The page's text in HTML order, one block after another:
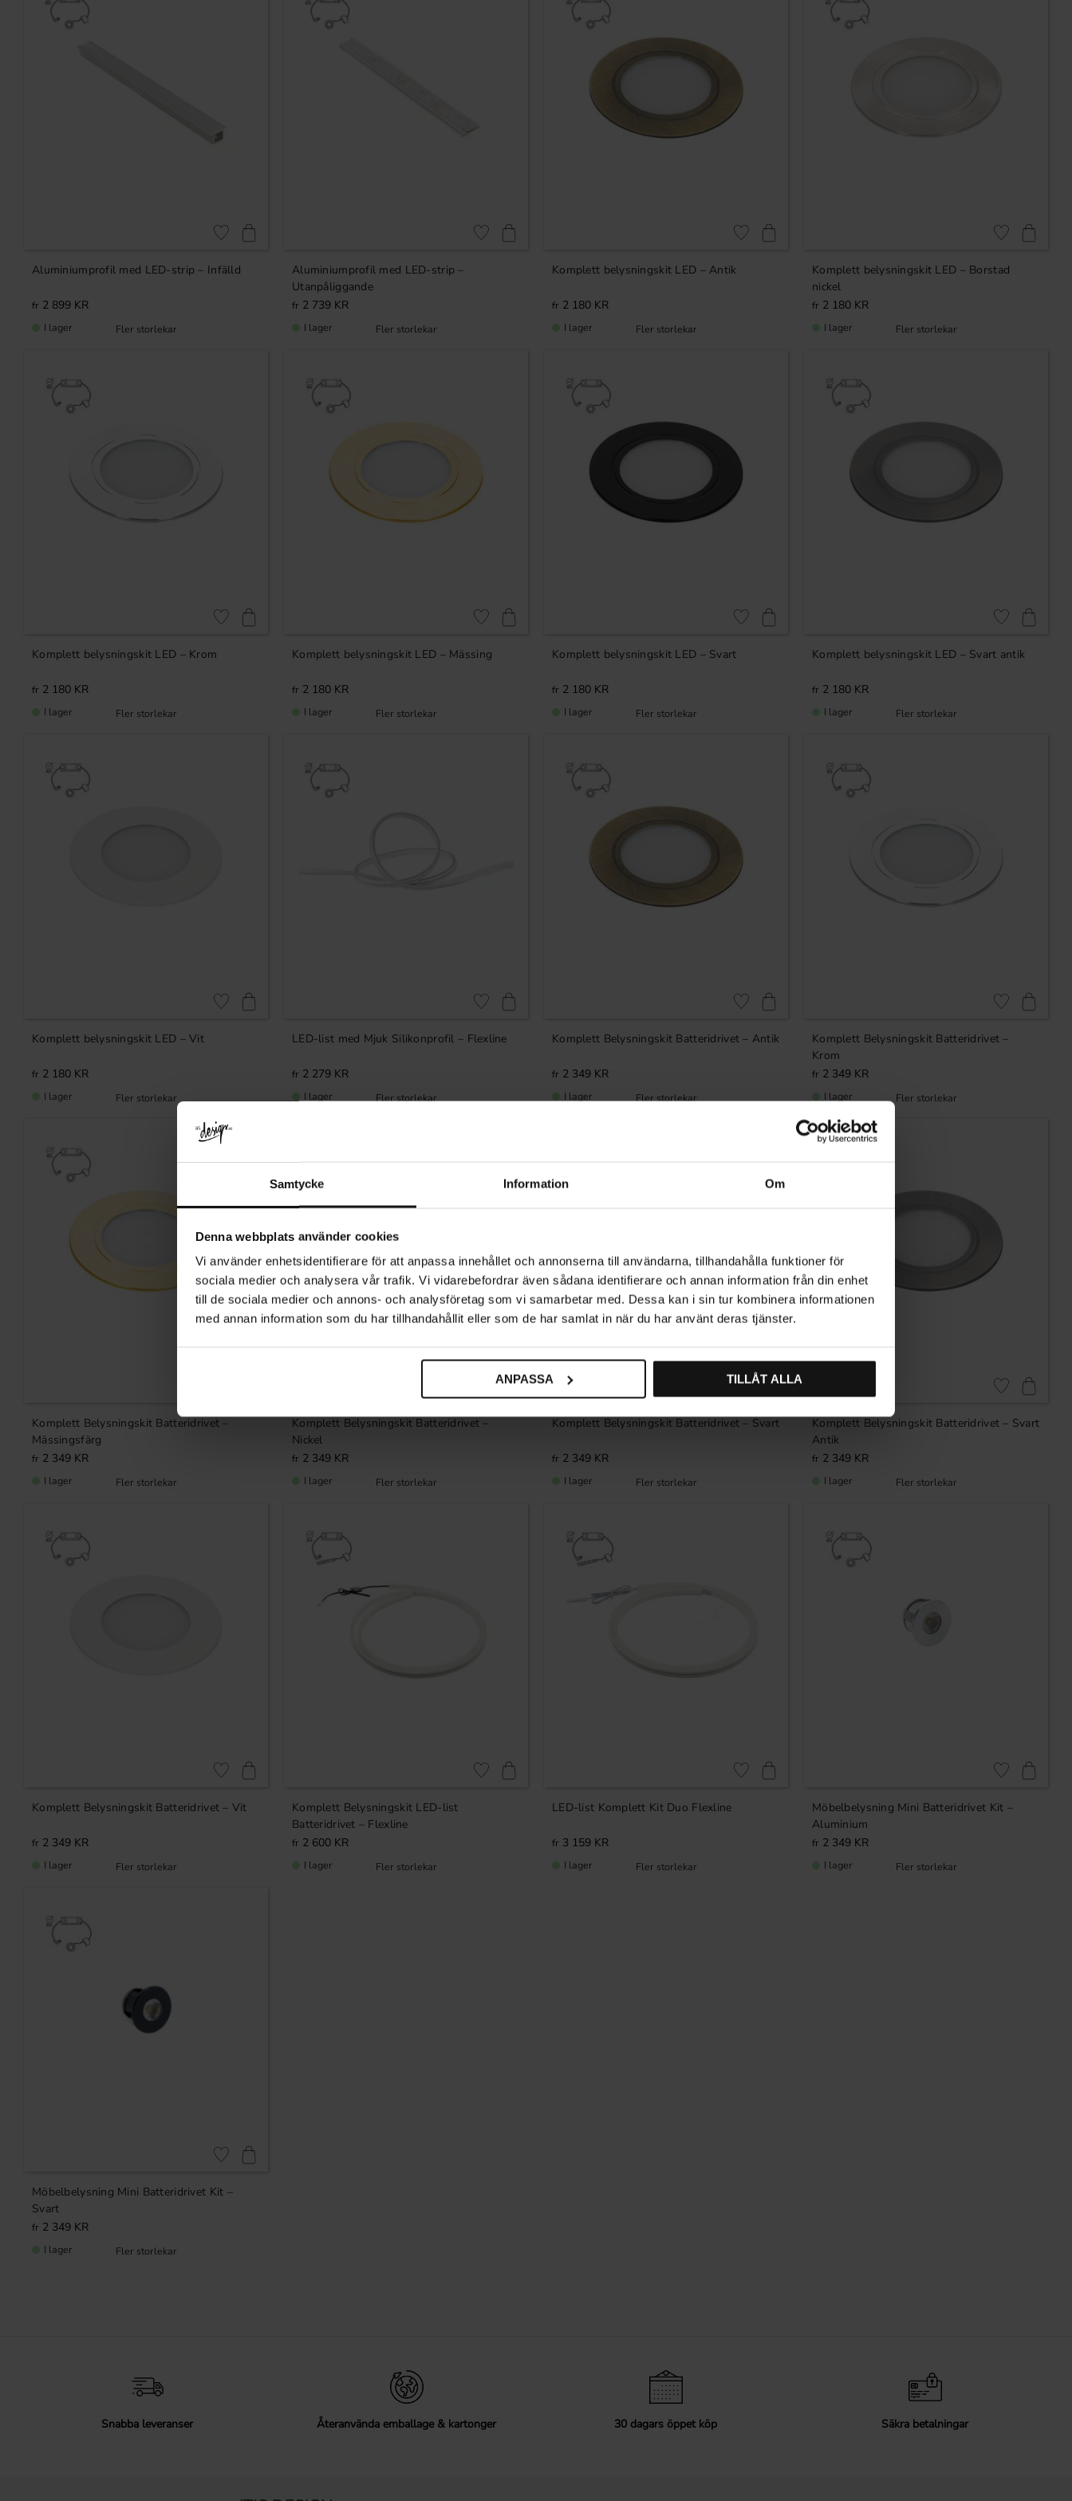
Samtycke Information Om
Denna webbplats använder cookies
Vi använder enhetsidentifierare för att anpassa innehållet och annonserna till användarna, tillhandahålla funktioner för
sociala medier och analysera vår trafik. Vi vidarebefordrar även sådana identifierare och annan information från din enhet
till de sociala medier och annons- och analysföretag som vi samarbetar med. Dessa kan i sin tur kombinera informationen
med annan information som du har tillhandahållit eller som de har samlat in när du har använt deras tjänster.
ANPASSA TILLÅT ALLA
Aluminiumprofil med LED-strip – Infälld
2 899 KR
Lägg till i favoriter
I lager
Aluminiumprofil med LED-strip –
Utanpåliggande
2 739 KR
Lägg till i favoriter
I lager
Komplett belysningskit LED – Antik
2 180 KR
Lägg till i favoriter
I lager
Komplett belysningskit LED – Borstad
nickel
2 180 KR
Lägg till i
I lager
Komplett belysningskit LED – Krom
2 180 KR
Lägg till i favoriter
I lager
Komplett belysningskit LED – Mässing
2 180 KR
Lägg till i favoriter
I lager
Komplett belysningskit LED – Svart
2 180 KR
Lägg till i favoriter
I lager
Komplett belysningskit LED – Svart antik
2 180 KR
Lägg till i
I lager
Komplett belysningskit LED – Vit
2 180 KR
Lägg till i favoriter
I lager
LED-list med Mjuk Silikonprofil – Flexline
2 279 KR
Lägg till i favoriter
I lager
Komplett Belysningskit Batteridrivet – Antik
2 349 KR
Lägg till i favoriter
I lager
Komplett Belysningskit Batteridrivet –
Krom
2 349 KR
Lägg till i
I lager
Komplett Belysningskit Batteridrivet –
Mässingsfärg
2 349 KR
I lager
Komplett Belysningskit Batteridrivet –
Nickel
2 349 KR
I lager
Komplett Belysningskit Batteridrivet – Svart
2 349 KR
I lager
Komplett Belysningskit Batteridrivet – Svart
Antik
2 349 KR
Lägg till i
I lager
Komplett Belysningskit Batteridrivet – Vit
2 349 KR
Lägg till i favoriter
I lager
Komplett Belysningskit LED-list
Batteridrivet – Flexline
2 600 KR
Lägg till i favoriter
I lager
LED-list Komplett Kit Duo Flexline
3 159 KR
Lägg till i favoriter
I lager
Möbelbelysning Mini Batteridrivet Kit –
Aluminium
2 349 KR
Lägg till i
I lager
Möbelbelysning Mini Batteridrivet Kit –
Svart
2 349 KR
Lägg till i favoriter
I lager
Snabba leveranser Återanvända emballage & kartonger 30 dagars öppet köp Säkra betalningar